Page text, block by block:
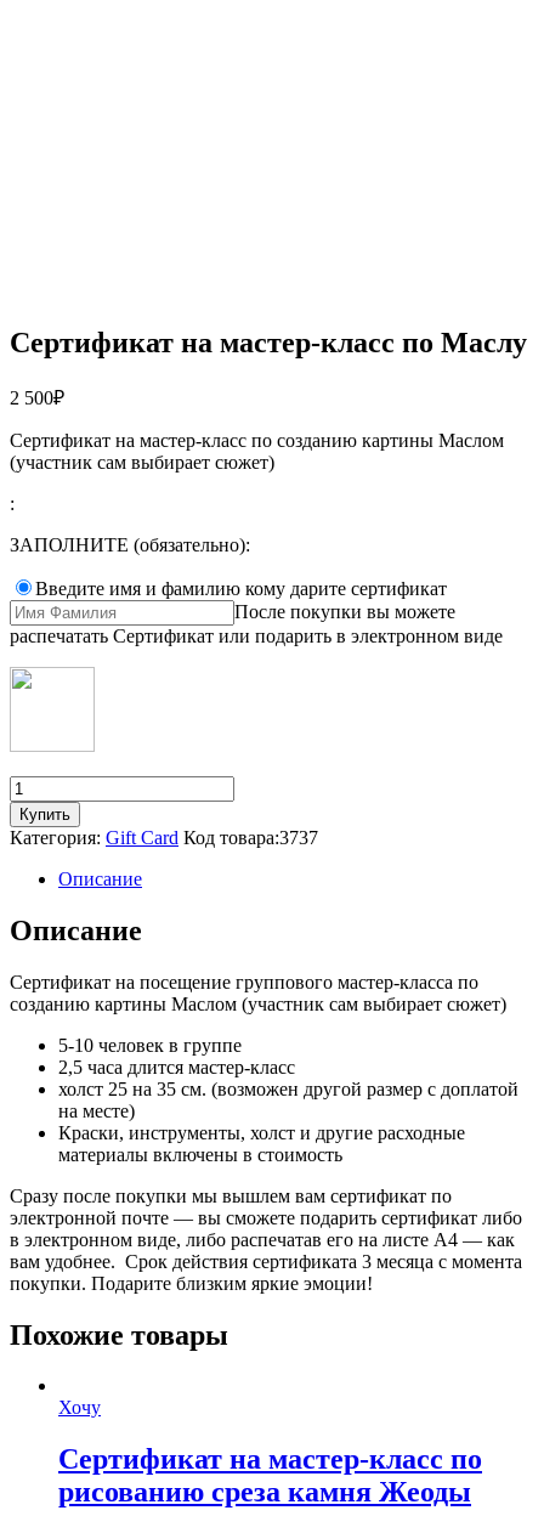
Сертификат на мастер-класс по Маслу
2 500₽
Сертификат на мастер-класс по созданию картины Маслом
(участник сам выбирает сюжет)
:
ЗАПОЛНИТЕ (обязательно):
Введите имя и фамилию кому дарите сертификат
После покупки вы можете
распечатать Сертификат или подарить в электронном виде
Количество
товара
Сертификат
на
мастер-
по
Маслу
Купить
Категория: Gift Card Код товара:3737
Описание
Описание
Сертификат на посещение группового мастер-класса по
созданию картины Маслом (участник сам выбирает сюжет)
5-10 человек в группе
2,5 часа длится мастер-класс
холст 25 на 35 см. (возможен другой размер с доплатой
на месте)
Краски, инструменты, холст и другие расходные
материалы включены в стоимость
Сразу после покупки мы вышлем вам сертификат по
электронной почте — вы сможете подарить сертификат либо
в электронном виде, либо распечатав его на листе А4 — как
вам удобнее. Срок действия сертификата 3 месяца с момента
покупки. Подарите близким яркие эмоции!
Похожие товары
Хочу
Сертификат на мастер-класс по
рисованию среза камня Жеоды